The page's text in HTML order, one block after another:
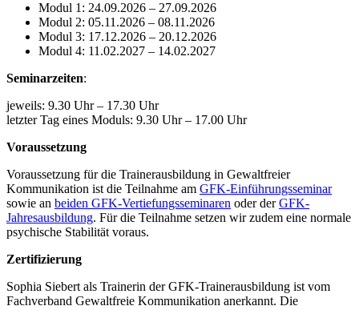
Modul 1: 24.09.2026 – 27.09.2026
Modul 2: 05.11.2026 – 08.11.2026
Modul 3: 17.12.2026 – 20.12.2026
Modul 4: 11.02.2027 – 14.02.2027
Seminarzeiten:
jeweils: 9.30 Uhr – 17.30 Uhr
letzter Tag eines Moduls: 9.30 Uhr – 17.00 Uhr
Voraussetzung
Voraussetzung für die Trainerausbildung in Gewaltfreier
Kommunikation ist die Teilnahme am GFK-Einführungsseminar
sowie an beiden GFK-Vertiefungsseminaren oder derGFK-
Jahresausbildung. Für die Teilnahme setzen wir zudem eine normale
psychische Stabilität voraus.
Zertifizierung
Sophia Siebert als Trainerin der GFK-Trainerausbildung ist vom
Fachverband Gewaltfreie Kommunikation anerkannt. Die